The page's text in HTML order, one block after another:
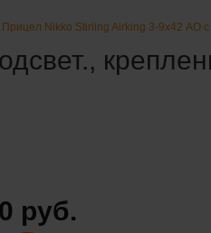
Прицел Nikko Stirling Airking 3-9х42 АО
руб.